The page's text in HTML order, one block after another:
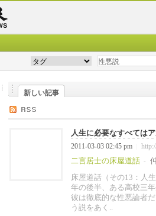
新しい記事
人生に必要なすべては
2011-03-03 02:45 pm
二言居士の床屋道話 -
床屋道話（その13：人
年の後半、ある高校三
彼は徹底的な性悪論者
う説をあく..